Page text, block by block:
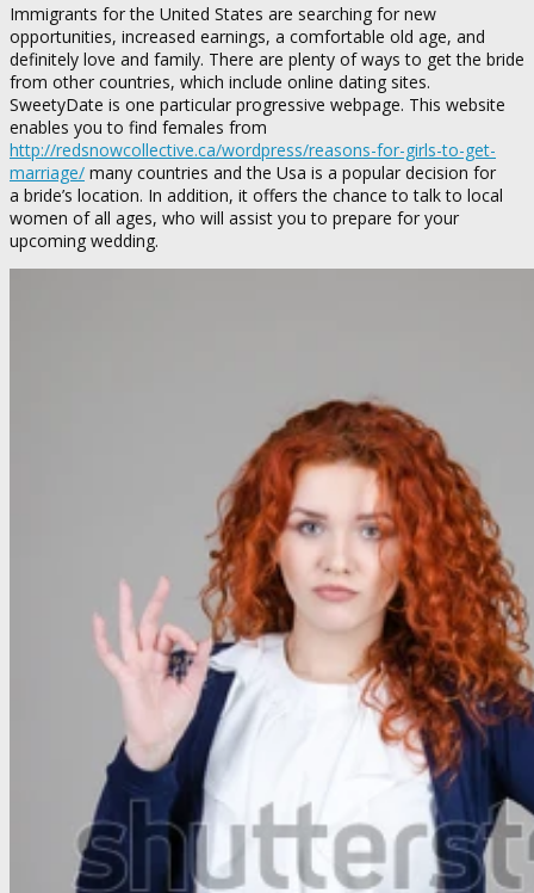
Immigrants for the United States are searching for new
opportunities, increased earnings, a comfortable old age, and
definitely love and family. There are plenty of ways to get the bride
from other countries, which include online dating sites.
SweetyDate is one particular progressive webpage. This website
enables you to find females from
http://redsnowcollective.ca/wordpress/reasons-for-girls-to-get-
marriage/ many countries and the Usa is a popular decision for
a bride’s location. In addition, it offers the chance to talk to local
women of all ages, who will assist you to prepare for your
upcoming wedding.